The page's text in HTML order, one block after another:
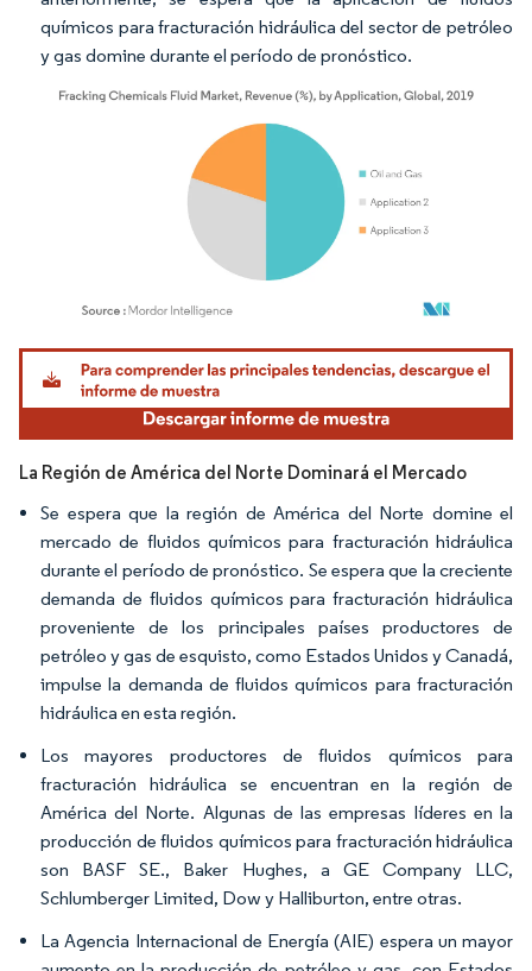
químicos para fracturación hidráulica del sector de petróleo
y gas domine durante el período de pronóstico.
Imagen © Mordor Intelligence. El uso requiere atribución según CC BY 4.0.
La Región de América del Norte Dominará el Mercado
Se espera que la región de América del Norte domine el
mercado de fluidos químicos para fracturación hidráulica
durante el período de pronóstico. Se espera que la creciente
demanda de fluidos químicos para fracturación hidráulica
proveniente de los principales países productores de
petróleo y gas de esquisto, como Estados Unidos y Canadá,
impulse la demanda de fluidos químicos para fracturación
hidráulica en esta región.
Los mayores productores de fluidos químicos para
fracturación hidráulica se encuentran en la región de
América del Norte. Algunas de las empresas líderes en la
producción de fluidos químicos para fracturación hidráulica
son BASF SE., Baker Hughes, a GE Company LLC,
Schlumberger Limited, Dow y Halliburton, entre otras.
La Agencia Internacional de Energía (AIE) espera un mayor